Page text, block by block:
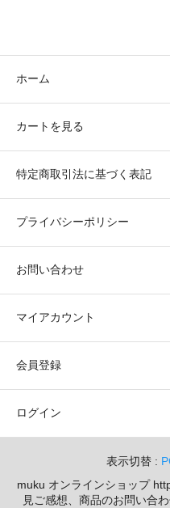
ホーム
カートを見る
特定商取引法に基づく表記
プライバシーポリシー
お問い合わせ
マイアカウント
会員登録
ログイン
表示切替 :
muku オンラインショップ
見ご感想、商品のお問い合